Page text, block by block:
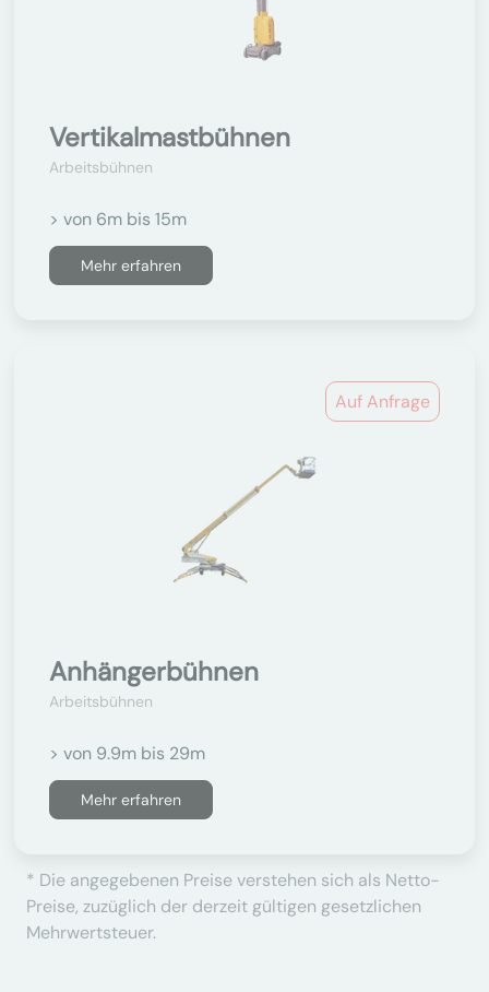
Vertikalmastbühnen
Arbeitsbühnen
> von 6m bis 15m
Mehr erfahren
Auf Anfrage
Anhängerbühnen
Arbeitsbühnen
> von 9.9m bis 29m
Mehr erfahren
* Die angegebenen Preise verstehen sich als Netto-
Preise, zuzüglich der derzeit gültigen gesetzlichen
Mehrwertsteuer.